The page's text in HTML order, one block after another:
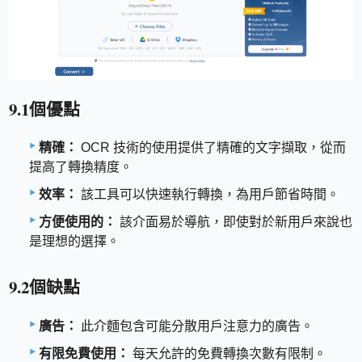
9.1個優點
精確： OCR 技術的使用提供了精確的文字擷取，從而
提高了轉換精度。
效率： 該工具可以快速執行轉換，為用戶節省時間。
方便使用的： 該介面易於導航，即使對於新用戶來說也
是理想的選擇。
9.2個缺點
廣告：
此介麵包含可能分散用戶注意力的廣告。
有限免費使用： 每天允許的免費轉換次數有限制。